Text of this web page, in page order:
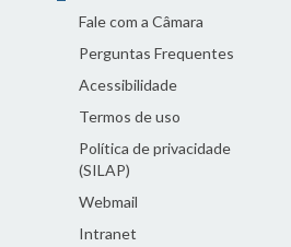
Fale com a Câmara
Perguntas Frequentes
Acessibilidade
Termos de uso
Política de privacidade
(SILAP)
Webmail
Intranet